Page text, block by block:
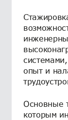
опыт и
Основные
которым